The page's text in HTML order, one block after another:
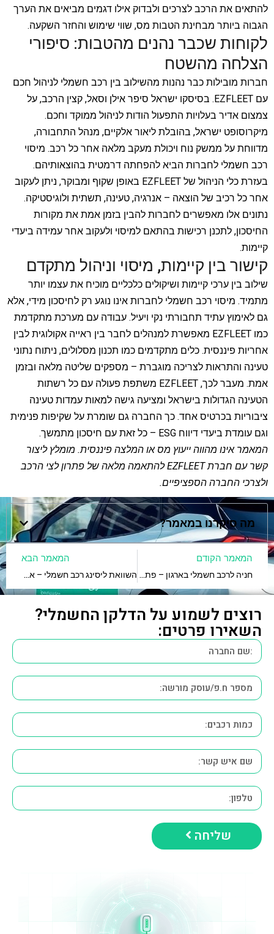
להתאים את הרכב לצרכים ולבדוק אילו דגמים מביאים את הערך
הגבוה ביותר מבחינת הטבות מס, שווי שימוש והחזר השקעה.
לקוחות שכבר נהנים מהטבות: סיפורי
הצלחה מהשטח
חברות מובילות כבר נהנות מהשילוב בין רכב חשמלי לניהול חכם
עם EZFLEET. בסיסקו ישראל סיפר אילן וסאל, קצין הרכב, על
צמצום אדיר בעלויות התפעול הודות לניהול ממוקד וחכם.
מיקרוסופט ישראל, בהובלת ליאור אלקיים, מנהל התחבורה,
מדווחת על ממשק נוח ויכולת מעקב מלאה אחר כל רכב. מיסוי
רכב חשמלי לחברות הביא להפחתה דרמטית בהוצאותיהם.
בעזרת כלי הניהול של EZFLEET באופן שקוף ומבוקר, ניתן לעקוב
אחר כל רכיב של הוצאה – אנרגיה, טעינה, תשתית ולוגיסטיקה.
נתונים אלו מאפשרים לחברות להבין בזמן אמת את מקורות
החיסכון, לתכנן רכישות בהתאם למיסוי ולעקוב אחר עמידה ביעדי
קיימות.
קישור בין קיימות, מיסוי וניהול מתקדם
שילוב בין ערכי קיימות ושיקולים כלכליים מוכיח את עצמו יותר
מתמיד. מיסוי רכב חשמלי לחברות אינו נוגע רק לחיסכון מידי, אלא
גם לאימוץ עתיד תחבורתי נקי ויעיל. עבודה עם מערכת מתקדמת
כמו EZFLEET מאפשרת למנהלים לחבר בין ראייה אקולוגית לבין
אחריות פיננסית. כלים מתקדמים כמו תכנון מסלולים, ניתוח נתוני
טעינה והתראות לצריכה מוגברת – מספקים שליטה מלאה ובזמן
אמת. מעבר לכך, EZFLEET משתפת פעולה עם כל רשתות
הטעינה הגדולות בישראל ומציעה גישה למאות עמדות טעינה
ציבוריות בכרטיס אחד. כך החברה גם שומרת על שקיפות פנימית
וגם עומדת ביעדי דיווח ESG – כל זאת עם חיסכון מתמשך.
המאמר אינו מהווה ייעוץ מס או המלצה פיננסית. מומלץ ליצור
קשר עם חברת EZFLEET להתאמה מלאה של פתרון לצי הרכב
ולצרכי החברה הספציפיים.
מה סיקרנו במאמר?
המאמר הקודם
חניה לרכב חשמלי בארגון – פתרונות והתאמות נדרשות
המאמר הבא
השוואת ליסינג רכב חשמלי – איך בוחרים נכון?
רוצים לשמוע על הדלקן החשמלי?
השאירו פרטים:
שליחה